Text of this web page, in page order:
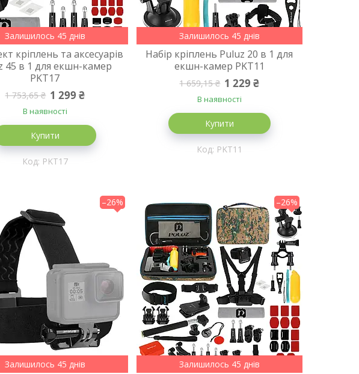
Залишилось 45 днів
кріплень та аксесуарів
45 в 1 для екшн-камер
PKT17
1 753,65 ₴ 1 299 ₴
В наявності
Купити
PKT17
Залишилось 45 днів
Набір кріплень Puluz 20 в 1 для
екшн-камер PKT11
1 659,15 ₴ 1 229 ₴
В наявності
Купити
PKT11
–26%
Залишилось 45 днів
–26%
Залишилось 45 днів